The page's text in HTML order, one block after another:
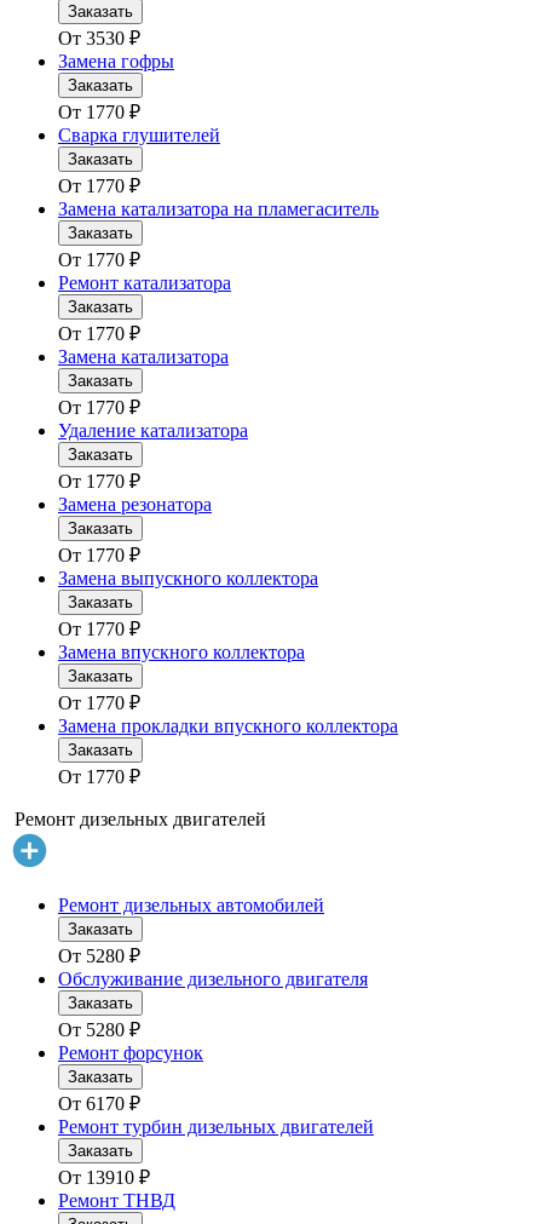
Заказать
От 3530 ₽
Замена гофры
Заказать
От 1770 ₽
Сварка глушителей
Заказать
От 1770 ₽
Замена катализатора на пламегаситель
Заказать
От 1770 ₽
Ремонт катализатора
Заказать
От 1770 ₽
Замена катализатора
Заказать
От 1770 ₽
Удаление катализатора
Заказать
От 1770 ₽
Замена резонатора
Заказать
От 1770 ₽
Замена выпускного коллектора
Заказать
От 1770 ₽
Замена впускного коллектора
Заказать
От 1770 ₽
Замена прокладки впускного коллектора
Заказать
От 1770 ₽
Ремонт дизельных двигателей
Ремонт дизельных автомобилей
Заказать
От 5280 ₽
Обслуживание дизельного двигателя
Заказать
От 5280 ₽
Ремонт форсунок
Заказать
От 6170 ₽
Ремонт турбин дизельных двигателей
Заказать
От 13910 ₽
Ремонт ТНВД